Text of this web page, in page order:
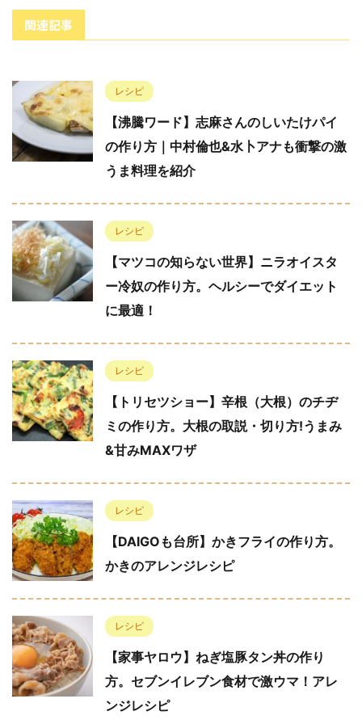
関連記事
レシピ
【沸騰ワード】志麻さんのしいたけパイ
の作り方｜中村倫也&水卜アナも衝撃の激
うま料理を紹介
レシピ
【マツコの知らない世界】ニラオイスタ
ー冷奴の作り方。ヘルシーでダイエット
に最適！
レシピ
【トリセツショー】辛根（大根）のチヂ
ミの作り方。大根の取説・切り方!うまみ
&甘みMAXワザ
レシピ
【DAIGOも台所】かきフライの作り方。
かきのアレンジレシピ
レシピ
【家事ヤロウ】ねぎ塩豚タン丼の作り
方。セブンイレブン食材で激ウマ！アレ
ンジレシピ